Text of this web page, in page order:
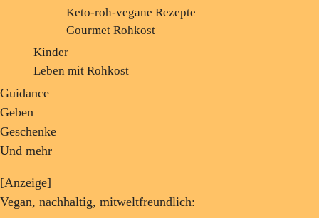
Keto-roh-vegane Rezepte
Gourmet Rohkost
Kinder
Leben mit Rohkost
Guidance
Geben
Geschenke
Und mehr
[Anzeige]
Vegan, nachhaltig, mitweltfreundlich: